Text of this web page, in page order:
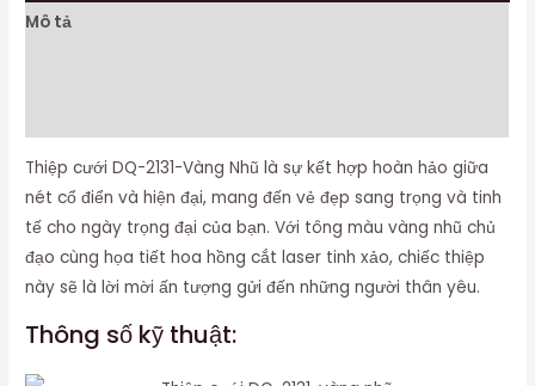
Mô tả
Thiệp cưới DQ-2131-Vàng Nhũ là sự kết hợp hoàn hảo giữa
nét cổ điển và hiện đại, mang đến vẻ đẹp sang trọng và tinh
tế cho ngày trọng đại của bạn. Với tông màu vàng nhũ chủ
đạo cùng họa tiết hoa hồng cắt laser tinh xảo, chiếc thiệp
này sẽ là lời mời ấn tượng gửi đến những người thân yêu.
Thông số kỹ thuật: